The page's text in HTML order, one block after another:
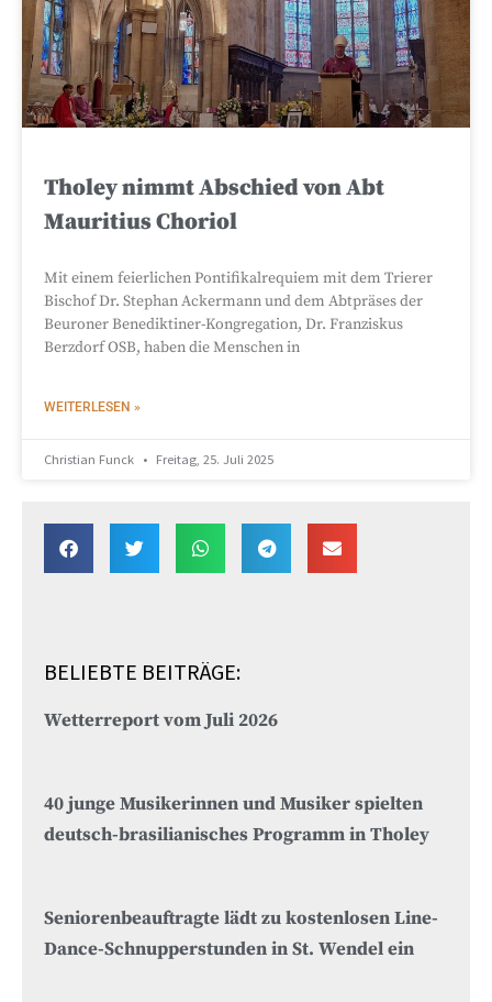
Tholey nimmt Abschied von Abt
Mauritius Choriol
Mit einem feierlichen Pontifikalrequiem mit dem Trierer
Bischof Dr. Stephan Ackermann und dem Abtpräses der
Beuroner Benediktiner-Kongregation, Dr. Franziskus
Berzdorf OSB, haben die Menschen in
WEITERLESEN »
Christian Funck Freitag, 25. Juli 2025
BELIEBTE BEITRÄGE:
Wetterreport vom Juli 2026
40 junge Musikerinnen und Musiker spielten
deutsch-brasilianisches Programm in Tholey
Seniorenbeauftragte lädt zu kostenlosen Line-
Dance-Schnupperstunden in St. Wendel ein